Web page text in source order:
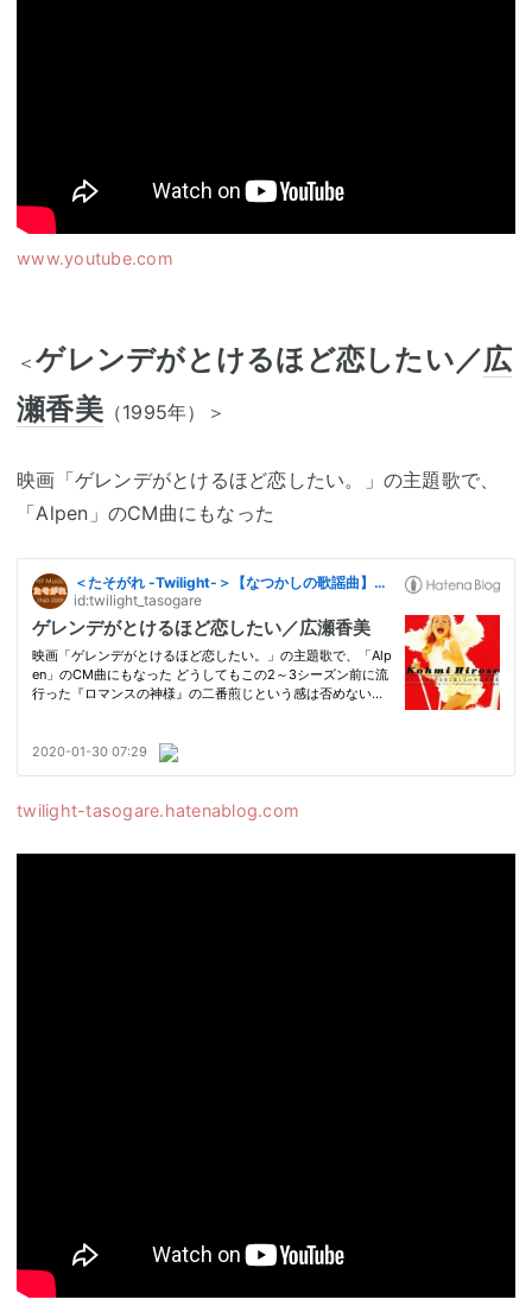
www.youtube.com
＜ゲレンデがとけるほど恋したい／広
瀬香美（1995年）＞
映画「ゲレンデがとけるほど恋したい。」の主題歌で、
「Alpen」のCM曲にもなった
twilight-tasogare.hatenablog.com